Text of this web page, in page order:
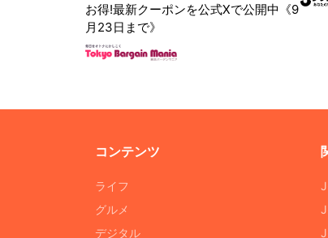
お得!最新クーポンを公式Xで公開中《9
月23日まで》
コンテンツ
ライフ
グルメ
デジタル